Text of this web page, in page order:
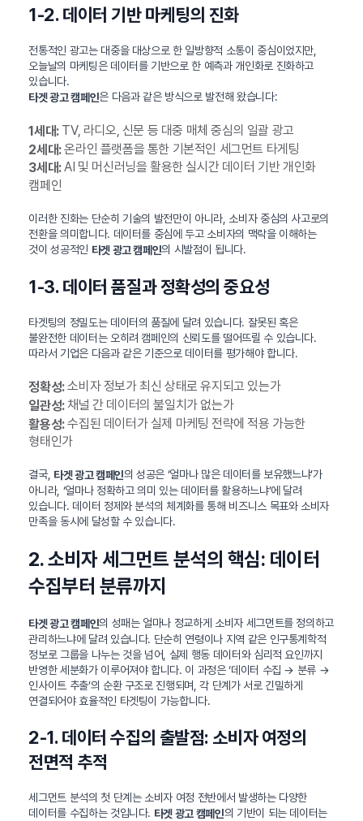
1-2. 데이터 기반 마케팅의 진화
전통적인 광고는 대중을 대상으로 한 일방향적 소통이 중심이었지만,
오늘날의 마케팅은 데이터를 기반으로 한 예측과 개인화로 진화하고
있습니다.
타겟 광고 캠페인은 다음과 같은 방식으로 발전해 왔습니다:
1세대:TV, 라디오, 신문 등 대중 매체 중심의 일괄 광고
2세대:온라인 플랫폼을 통한 기본적인 세그먼트 타게팅
3세대:AI 및 머신러닝을 활용한 실시간 데이터 기반 개인화
캠페인
이러한 진화는 단순히 기술의 발전만이 아니라, 소비자 중심의 사고로의
전환을 의미합니다. 데이터를 중심에 두고 소비자의 맥락을 이해하는
것이 성공적인 타겟 광고 캠페인의 시발점이 됩니다.
1-3. 데이터 품질과 정확성의 중요성
타겟팅의 정밀도는 데이터의 품질에 달려 있습니다. 잘못된 혹은
불완전한 데이터는 오히려 캠페인의 신뢰도를 떨어뜨릴 수 있습니다.
따라서 기업은 다음과 같은 기준으로 데이터를 평가해야 합니다.
정확성:소비자 정보가 최신 상태로 유지되고 있는가
일관성:채널 간 데이터의 불일치가 없는가
활용성:수집된 데이터가 실제 마케팅 전략에 적용 가능한
형태인가
결국, 타겟 광고 캠페인의 성공은 ‘얼마나 많은 데이터를 보유했느냐’가
아니라, ‘얼마나 정확하고 의미 있는 데이터를 활용하느냐’에 달려
있습니다. 데이터 정제와 분석의 체계화를 통해 비즈니스 목표와 소비자
만족을 동시에 달성할 수 있습니다.
2. 소비자 세그먼트 분석의 핵심: 데이터
수집부터 분류까지
타겟 광고 캠페인의 성패는 얼마나 정교하게 소비자 세그먼트를 정의하고
관리하느냐에 달려 있습니다. 단순히 연령이나 지역 같은 인구통계학적
정보로 그룹을 나누는 것을 넘어, 실제 행동 데이터와 심리적 요인까지
반영한 세분화가 이루어져야 합니다. 이 과정은 ‘데이터 수집 → 분류 →
인사이트 추출’의 순환 구조로 진행되며, 각 단계가 서로 긴밀하게
연결되어야 효율적인 타겟팅이 가능합니다.
2-1. 데이터 수집의 출발점: 소비자 여정의
전면적 추적
세그먼트 분석의 첫 단계는 소비자 여정 전반에서 발생하는 다양한
데이터를 수집하는 것입니다. 타겟 광고 캠페인의 기반이 되는 데이터는